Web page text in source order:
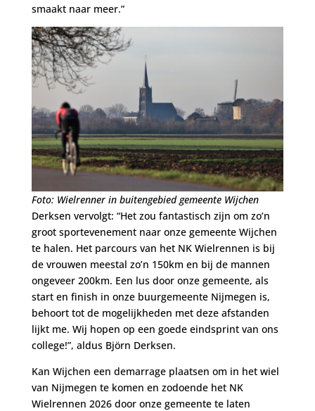
smaakt naar meer.”
Foto: Wielrenner in buitengebied gemeente Wijchen
Derksen vervolgt: “Het zou fantastisch zijn om zo’n
groot sportevenement naar onze gemeente Wijchen
te halen. Het parcours van het NK Wielrennen is bij
de vrouwen meestal zo’n 150km en bij de mannen
ongeveer 200km. Een lus door onze gemeente, als
start en finish in onze buurgemeente Nijmegen is,
behoort tot de mogelijkheden met deze afstanden
lijkt me. Wij hopen op een goede eindsprint van ons
college!”, aldus Björn Derksen.
Kan Wijchen een demarrage plaatsen om in het wiel
van Nijmegen te komen en zodoende het NK
Wielrennen 2026 door onze gemeente te laten